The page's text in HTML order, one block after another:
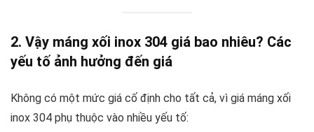
2. Vậy máng xối inox 304 giá bao nhiêu? Các
yếu tố ảnh hưởng đến giá
Không có một mức giá cố định cho tất cả, vì giá máng xối
inox 304 phụ thuộc vào nhiều yếu tố: